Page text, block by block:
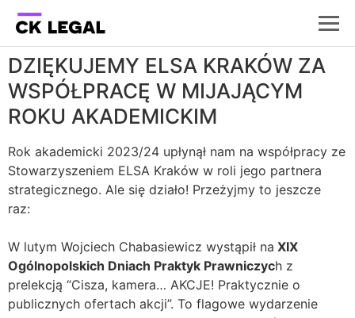
DZIĘKUJEMY ELSA KRAKÓW ZA
WSPÓŁPRACĘ W MIJAJĄCYM
ROKU AKADEMICKIM
Rok akademicki 2023/24 upłynął nam na współpracy ze
Stowarzyszeniem ELSA Kraków w roli jego partnera
strategicznego. Ale się działo! Przeżyjmy to jeszcze
raz:
W lutym Wojciech Chabasiewicz wystąpił na XIX
Ogólnopolskich Dniach Praktyk Prawniczych z
prelekcją “Cisza, kamera… AKCJE! Praktycznie o
publicznych ofertach akcji”. To flagowe wydarzenie